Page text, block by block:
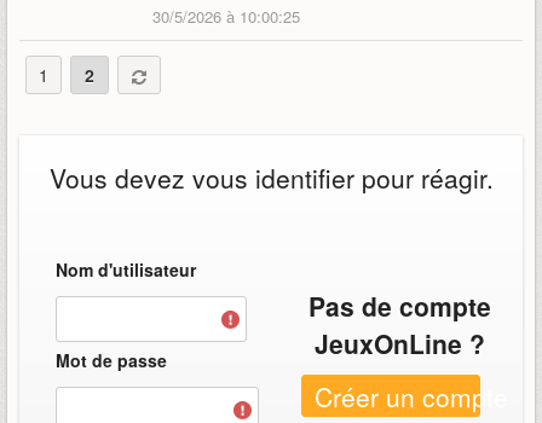
30/5/2026 à 10:00:25
1 2
Vous devez vous identifier pour réagir.
Nom d'utilisateur
Mot de passe
Pas de compte
JeuxOnLine ?
Créer un compte